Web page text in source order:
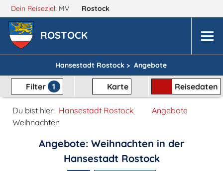
Dein Reiseziel: MV Rostock
ROSTOCK
Hansestadt Rostock > Angebote
Filter 1 Karte Reisedaten
Du bist hier: Hansestadt Rostock
Angebote
Weihnachten
Angebote: Weihnachten in der
Hansestadt Rostock